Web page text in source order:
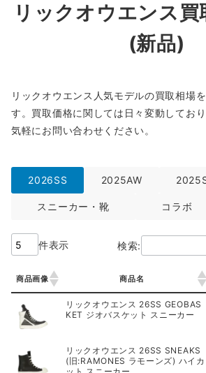
リックオウエンス買
(新品)
リックオウエンス人気モデルの買取相場
す。買取価格に関しては日々変動してお
気軽にお問い合わせください。
2026SS 2025AW
スニーカー・靴 コラボ
件表示 検索:
商品画像 商品名
商品名
リックオウエンス 26SS GEOBAS
KET ジオバスケット スニーカー
リックオウエンス 26SS SNEAKS
(旧:RAMONES ラモーンズ) ハイカ